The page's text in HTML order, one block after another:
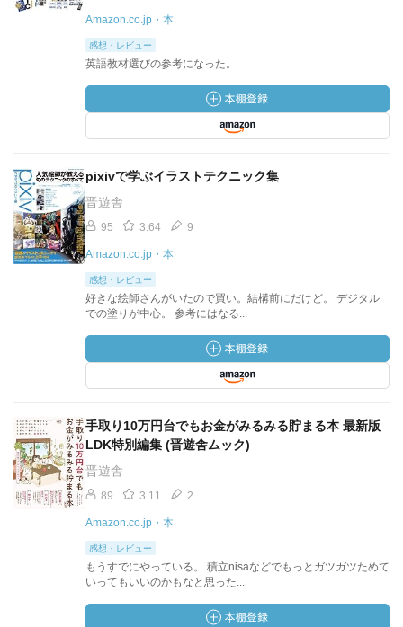
Amazon.co.jp・本
感想・レビュー
英語教材選びの参考になった。
pixivで学ぶイラストテクニック集
晋遊舎
95 3.64 9
Amazon.co.jp・本
感想・レビュー
好きな絵師さんがいたので買い。結構前にだけど。 デジタル
での塗りが中心。 参考にはなる...
手取り10万円台でもお金がみるみる貯まる本 最新版
LDK特別編集 (晋遊舎ムック)
晋遊舎
89 3.11 2
Amazon.co.jp・本
感想・レビュー
もうすでにやっている。 積立nisaなどでもっとガツガツためて
いってもいいのかもなと思った...